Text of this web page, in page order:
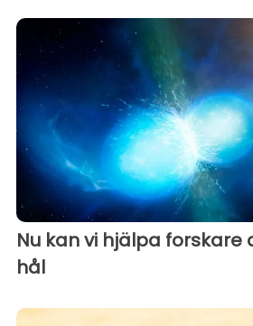
Nu kan vi hjälpa
hål